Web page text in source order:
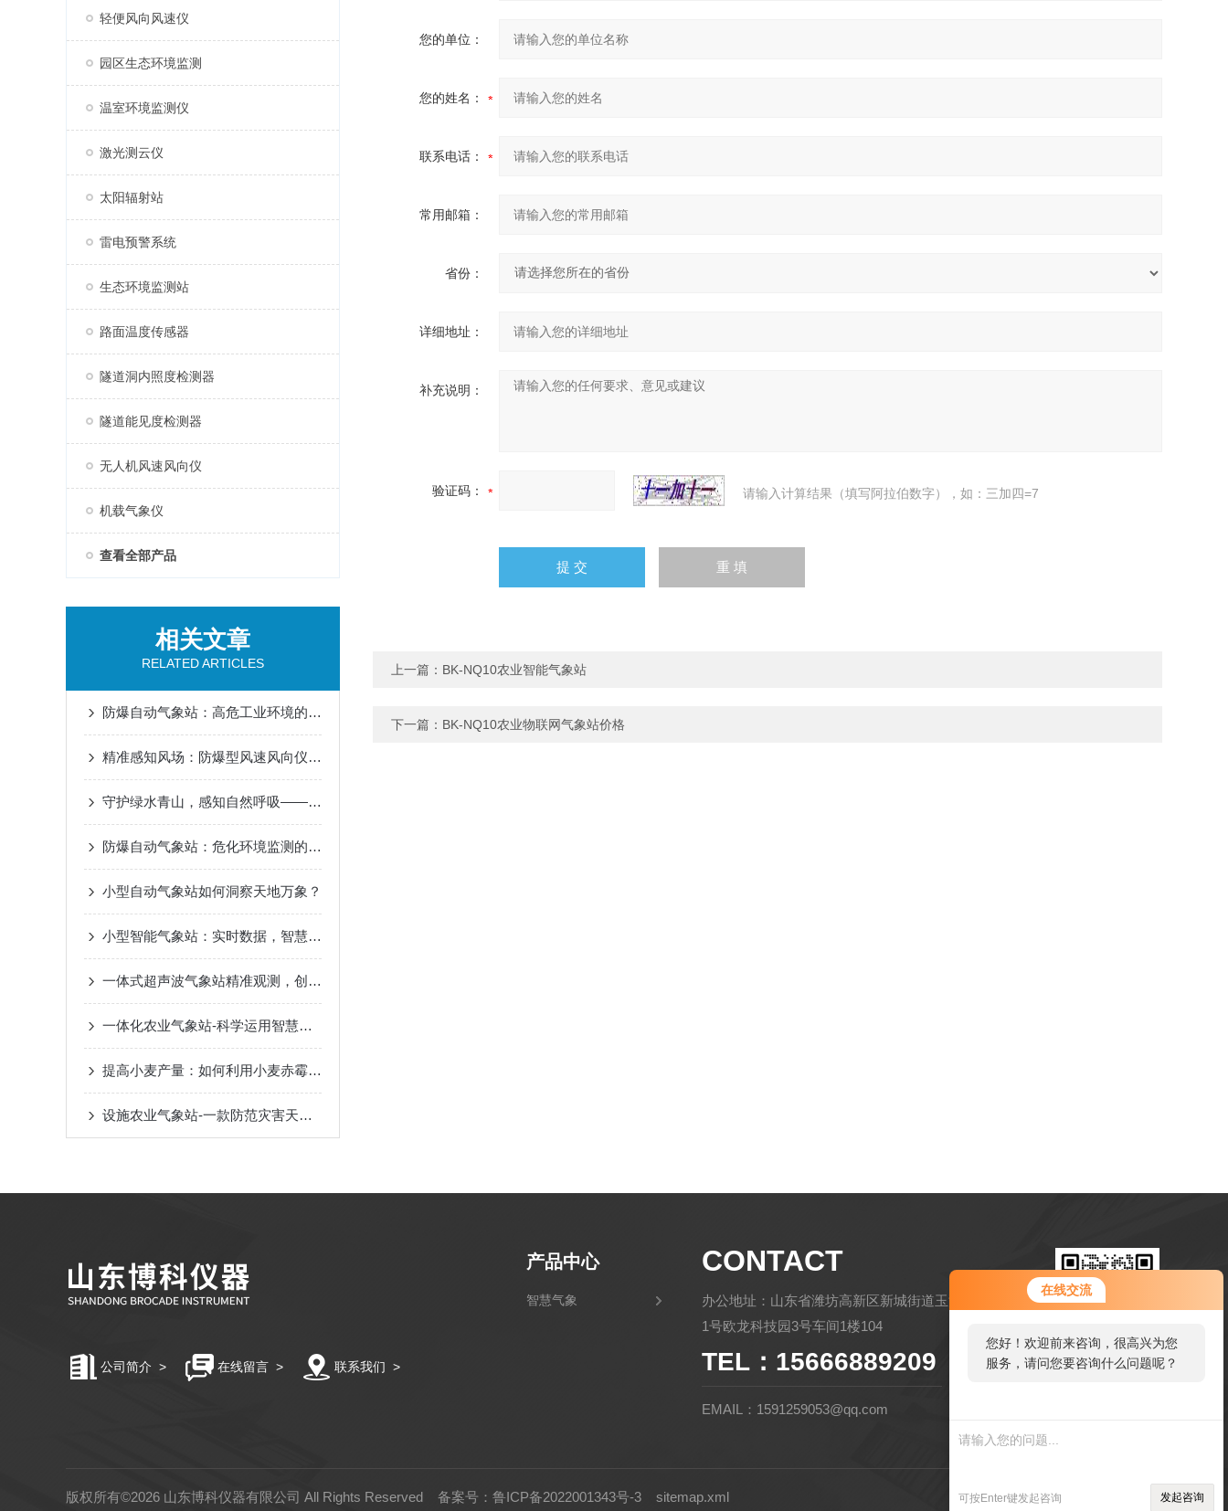
在线交流
您好！欢迎前来咨询，很高兴为您
服务，请问您要咨询什么问题呢？
了需求产品，您可以直接在线与我
联系！
可按Enter键发起咨询 发起咨询
轻便风向风速仪
园区生态环境监测
温室环境监测仪
激光测云仪
太阳辐射站
雷电预警系统
生态环境监测站
路面温度传感器
隧道洞内照度检测器
隧道能见度检测器
无人机风速风向仪
机载气象仪
查看全部产品
相关文章
RELATED ARTICLES
防爆自动气象站：高危工业环境的“安全气象眼”
精准感知风场：防爆型风速风向仪测量原理差异解析
守护绿水青山，感知自然呼吸——景区负氧离子监测站，生态旅游的新名片
防爆自动气象站：危化环境监测的“安全卫士”
小型自动气象站如何洞察天地万象？
小型智能气象站：实时数据，智慧气象新选择
一体式超声波气象站精准观测，创造智慧气象
一体化农业气象站-科学运用智慧气象2023已更新（热点|要闻）
提高小麦产量：如何利用小麦赤霉病监测站防控病害？
设施农业气象站-一款防范灾害天气发生的农业气象站
您的单位：
您的姓名：
联系电话：
常用邮箱：
省份：
详细地址：
补充说明：
验证码： 请输入计算结果（填写阿拉伯数字），如：三加四=7
上一篇： BK-NQ10农业智能气象站
下一篇： BK-NQ10农业物联网气象站价格
公司简介 > 在线留言 > 联系我们 >
产品中心
智慧气象
CONTACT
办公地址：山东省潍坊高新区新城街道玉清社区金马路
1号欧龙科技园3号车间1楼104
TEL：15666889209
EMAIL：1591259053@qq.com
扫码微信联系
版权所有©2026 山东博科仪器有限公司 All Rights Reserved 备案号：鲁ICP备2022001343号-3 sitemap.xml 管理登陆技术支持： 环保在线